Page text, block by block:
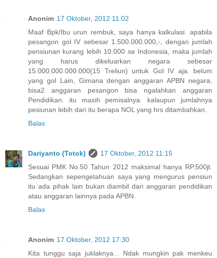
Anonim 17 Oktober, 2012 11:02
Maaf Bpk/Ibu urun rembuk, saya hanya kalkulasi. apabila
pesangon gol IV sebesar 1.500.000.000,-, dengan jumlah
pensiunan kurang lebih 10.000 se Indonesia, maka jumlah
yang harus dikeluarkan negara sebesar
15.000.000.000.000(15 Treliun) untuk Gol IV aja. belum
yang gol Lain, Gimana dengan anggaran APBN negara,
bisa2 anggaran pesangon bisa ngalahkan anggaran
Pendidikan. itu masih pemisalnya. kalaupun jumlahnya
pesiunan lebih dari itu berapa NOL yang hrs ditambahkan.
Balas
Dariyanto (Totok)
17 Oktober, 2012 11:15
Sesuai PMK No.50 Tahun 2012 maksimal hanya RP.500jt.
Sedangkan sepengetahuan saya yang mengurus pensiun
itu ada pihak lain bukan diambil dari anggaran pendidikan
atau anggaran lainnya pada APBN.
Balas
Anonim 17 Oktober, 2012 17:30
Kita tunggu saja juklaknya... Ndak mungkin pak menkeu